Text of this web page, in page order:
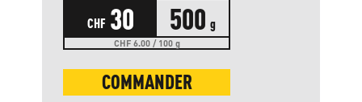
CHF 30 500 g
CHF 6.00 / 100 g
COMMANDER